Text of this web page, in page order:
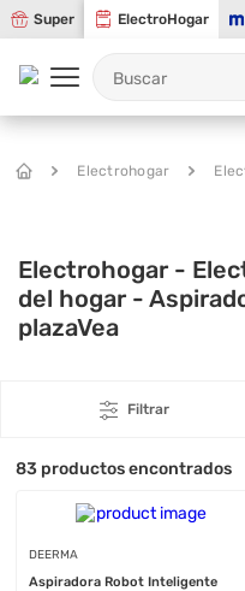
Super ElectroHogar
Electrohogar
Electrohogar -
del hogar -
plazaVea
Filtrar
83 productos encontrados
DEERMA
Aspiradora Robot Inteligente